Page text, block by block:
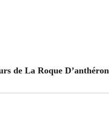
de La Roque D’anthéron